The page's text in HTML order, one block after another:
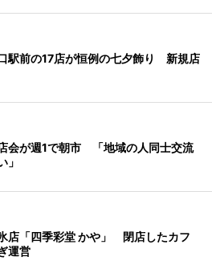
駅前の17店が恒例の七夕飾り 新規店
会が週1で朝市 「地域の人同士交流
」
店「四季彩堂 かや」 閉店したカフ
運営